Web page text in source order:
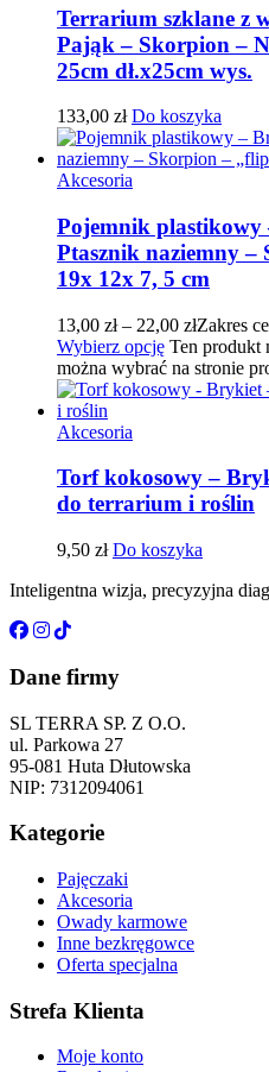
Terrarium szklane z
Pająk – Skorpion –
25cm dł.x25cm wys.
133,00 zł Do koszyka
Akcesoria
Pojemnik
Ptasznik naziemny
19x 12x 7, 5 cm
13,00 zł – 22,00 złZakres
Wybierz opcję Ten produkt
można wybrać na stronie
Akcesoria
Torf kokosowy –
do terrarium i roślin
9,50 zł Do koszyka
Inteligentna wizja, precyzyjna
Dane firmy
SL TERRA SP. Z O.O.
ul. Parkowa 27
95-081 Huta Dłutowska
NIP: 7312094061
Kategorie
Pajęczaki
Akcesoria
Owady karmowe
Inne bezkręgowce
Oferta specjalna
Strefa Klienta
Moje konto